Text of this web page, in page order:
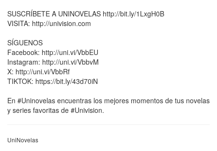
SUSCRÍBETE A UNINOVELAS http://bit.ly/1LxgH0B
VISITA: http://univision.com
SÍGUENOS
Facebook: http://uni.vi/VbbEU
Instagram: http://uni.vi/VbbvM
X: http://uni.vi/VbbRf
TIKTOK: https://bit.ly/43d70iN
En #Uninovelas encuentras los mejores momentos de tus novelas
y series favoritas de #Univision.
UniNovelas